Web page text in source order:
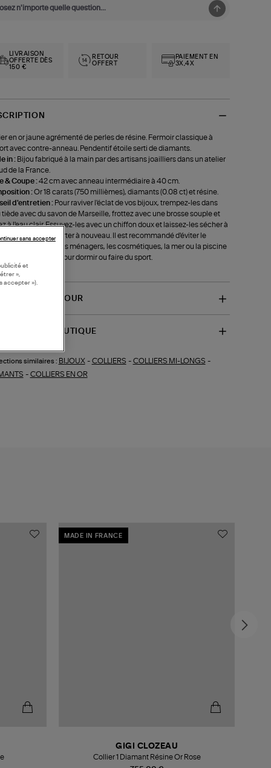
LIVRAISON
OFFERTE DÈS
150 €
RETOUR
OFFERT
PAIEMENT EN
3X,4X
en or jaune agrémenté de perles de résine. Fermoir classique à
avec contre-anneau. Pendentif étoile serti de diamants.
in : Bijou fabriqué à la main par des artisans joailliers dans un atelier
de la France.
& Coupe :42 cm avec anneau intermédiaire à 40 cm.
:Or 18 carats (750 millièmes), diamants (0.08 ct) et résine.
d'entretien : Pour raviver l'éclat de vos bijoux, trempez-les dans
tiède avec du savon de Marseille, frottez avec une brosse souple et
à l'eau clair. Essuyez-les avec un chiffon doux et laissez-les sécher à
libre avant de les porter à nouveau. Il est recommandé d'éviter le
avec les produits ménagers, les cosmétiques, la mer ou la piscine
retirez vos bijoux pour dormir ou faire du sport.
ET RETOUR
BOUTIQUE
similaires : BIJOUX- COLLIERS - COLLIERS MI-LONGS -
- COLLIERS EN OR
MADE IN FRANCE
GIGI CLOZEAU
Collier 1 Diamant Résine Or Rose
et
»,
accepter »).
sans accepter